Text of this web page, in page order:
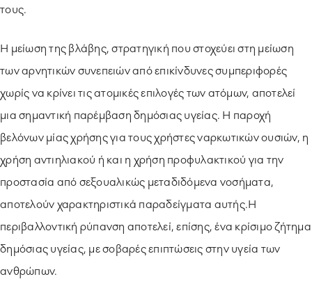
τους.
Η μείωση της βλάβης, στρατηγική που στοχεύει στη μείωση
των αρνητικών συνεπειών από επικίνδυνες συμπεριφορές
χωρίς να κρίνει τις ατομικές επιλογές των ατόμων, αποτελεί
μια σημαντική παρέμβαση δημόσιας υγείας. Η παροχή
βελόνων μίας χρήσης για τους χρήστες ναρκωτικών ουσιών, η
χρήση αντιηλιακού ή και η χρήση προφυλακτικού για την
προστασία από σεξουαλικώς μεταδιδόμενα νοσήματα,
αποτελούν χαρακτηριστικά παραδείγματα αυτής.Η
περιβαλλοντική ρύπανση αποτελεί, επίσης, ένα κρίσιμο ζήτημα
δημόσιας υγείας, με σοβαρές επιπτώσεις στην υγεία των
ανθρώπων.